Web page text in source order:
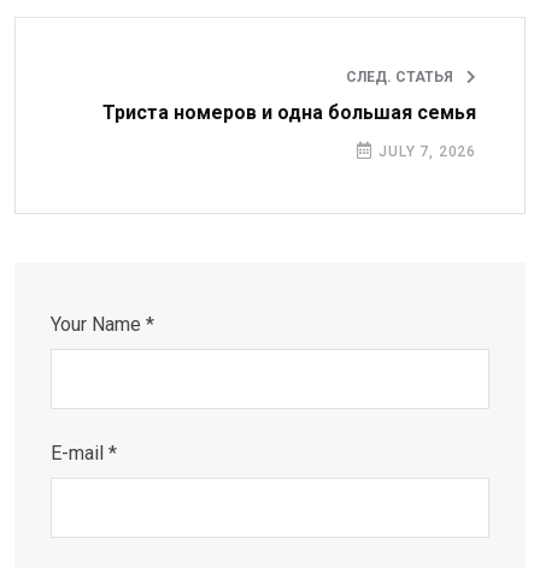
СЛЕД. СТАТЬЯ
Триста номеров и одна большая семья
JULY 7, 2026
Your Name *
E-mail *